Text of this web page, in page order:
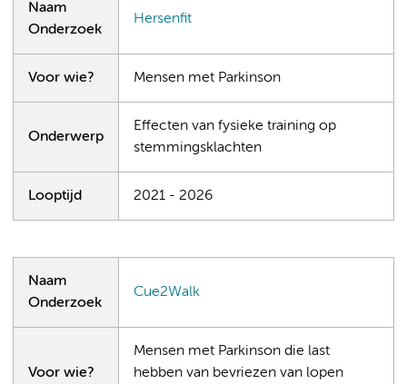
Naam
Onderzoek
Hersenfit
Voor wie? Mensen met Parkinson
Onderwerp
Effecten van fysieke training op
stemmingsklachten
Looptijd 2021 - 2026
Naam
Onderzoek
Cue2Walk
Voor wie?
Mensen met Parkinson die last
hebben van bevriezen van lopen